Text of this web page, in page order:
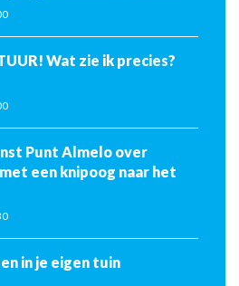
Wat zie ik precies?
Punt Almelo over
een knipoog naar het
Zitmaaier testen in je eigen tuin